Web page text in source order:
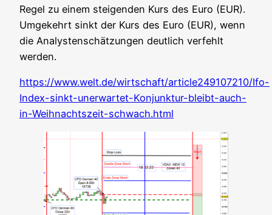
Regel zu einem stei­gen­den Kurs des Euro (EUR).
Umge­kehrt sinkt der Kurs des Euro (EUR), wenn
die Ana­lys­ten­schät­zun­gen deut­lich ver­fehlt
werden.
https://www.welt.de/wirtschaft/article249107210/Ifo-
Index-sinkt-unerwartet-Konjunktur-bleibt-auch-
in-Weihnachtszeit-schwach.html